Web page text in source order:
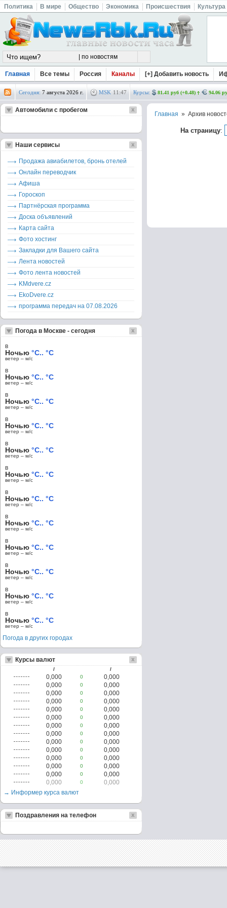
Политика В мире Общество Экономика Происшествия Культура
Главная Все темы Россия Каналы [+] Добавить новость
Сегодня: 7 августа 2026 г. MSK 11 :47 Курсы: 81.41 руб (+0.48) 94.06
Главная » Архив
На страницу:
Автомобили с пробегом
Наши сервисы
Продажа авиабилетов, бронь отелей
Онлайн переводчик
Афиша
Гороскоп
Партнёрская программа
Доска объявлений
Карта сайта
Фото хостинг
Закладки для Вашего сайта
Лента новостей
Фото лента новостей
KMdvere.cz
EkoDvere.cz
программа передач на 07.08.2026
Погода в Москве - сегодня
в
Ночью °C.. °C
ветер – м/c
в
Ночью °C.. °C
ветер – м/c
в
Ночью °C.. °C
ветер – м/c
в
Ночью °C.. °C
ветер – м/c
в
Ночью °C.. °C
ветер – м/c
в
Ночью °C.. °C
ветер – м/c
в
Ночью °C.. °C
ветер – м/c
в
Ночью °C.. °C
ветер – м/c
в
Ночью °C.. °C
ветер – м/c
в
Ночью °C.. °C
ветер – м/c
в
Ночью °C.. °C
ветер – м/c
в
Ночью °C.. °C
ветер – м/c
Погода в других городах
Курсы валют
/ /
0,000 0
0,000
0,000
0
0,000
0,000
0
0,000
0,000
0
0,000
0,000
0
0,000
0,000
0
0,000
0,000
0
0,000
0,000
0
0,000
0,000
0
0,000
0,000
0
0,000
0,000
0
0,000
0,000
0
0,000
0,000
0
0,000
0,000
0
0,000
→ Информер курса валют
Поздравления на телефон